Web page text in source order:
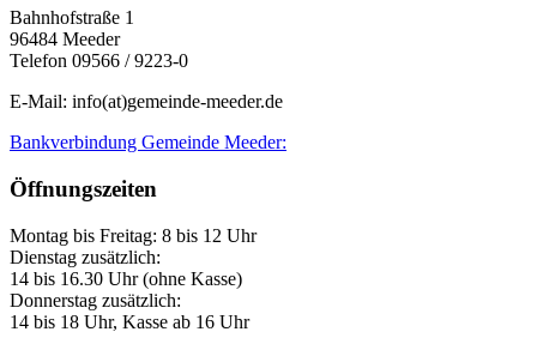
Bahnhofstraße 1
96484 Meeder
Telefon 09566 / 9223-0
E-Mail: info(at)gemeinde-meeder.de
Bankverbindung Gemeinde Meeder:
Öffnungszeiten
Montag bis Freitag: 8 bis 12 Uhr
Dienstag zusätzlich:
14 bis 16.30 Uhr (ohne Kasse)
Donnerstag zusätzlich:
14 bis 18 Uhr, Kasse ab 16 Uhr